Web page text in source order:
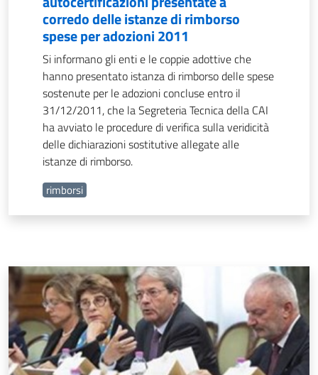
corredo delle istanze di rimborso
spese per adozioni 2011
Si informano gli enti e le coppie adottive che
hanno presentato istanza di rimborso delle spese
sostenute per le adozioni concluse entro il
31/12/2011, che la Segreteria Tecnica della CAI
ha avviato le procedure di verifica sulla veridicità
delle dichiarazioni sostitutive allegate alle
istanze di rimborso.
rimborsi